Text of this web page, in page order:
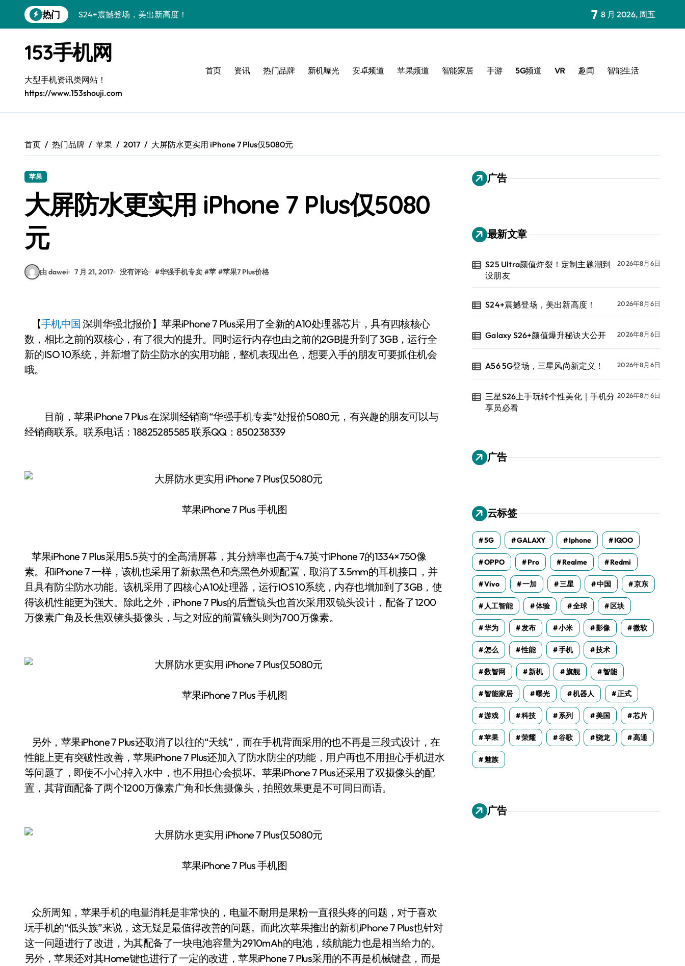
到
热门
S24+震撼登场，美出新高度！
A56 5G登场，三星风尚新定义！
三星S26上手玩转个性美化｜手机分享员必看
S25美化秘籍：个性潮玩，炫酷加倍！
C55 5G焕新秘籍：定制潮流无限畅玩
Galaxy Z Flip6：折叠时尚，一瞬惊艳
S25 Ultra颜值炸裂！定制主题潮到没朋友
7 8 月 2026, 周五
153手机网
大型手机资讯类网站！
https://www.153shouji.com
首页 资讯 热门品牌 新机曝光 安卓频道 苹果频道 智能家居 手游 5G频道 VR 趣闻 智能生活
首页 热门品牌 苹果 2017 大屏防水更实用 iPhone 7 Plus仅5080元
苹果
大屏防水更实用 iPhone 7 Plus仅5080
元
由 dawei 7 月 21, 2017 没有评论 #华强手机专卖 #苹 #苹果7 Plus价格
【手机中国 深圳华强北报价】苹果iPhone 7 Plus采用了全新的A10处理器芯片，具有四核核心
数，相比之前的双核心，有了很大的提升。同时运行内存也由之前的2GB提升到了3GB，运行全
新的ISO 10系统，并新增了防尘防水的实用功能，整机表现出色，想要入手的朋友可要抓住机会
哦。
目前，苹果iPhone 7 Plus 在深圳经销商“华强手机专卖”处报价5080元， 有兴趣的朋友可以与
经销商联系。联系电话：18825285585联系QQ：850238339
苹果iPhone 7 Plus 手机图
苹果iPhone 7 Plus采用5.5英寸的全高清屏幕，其分辨率也高于4.7英寸iPhone 7的1334×750像
素。和iPhone 7 一样，该机也采用了新款黑色和亮黑色外观配置，取消了3.5mm的耳机接口，并
且具有防尘防水功能。该机采用了四核心A10处理器，运行IOS 10系统，内存也增加到了3GB，使
得该机性能更为强大。除此之外，iPhone 7 Plus的后置镜头也首次采用双镜头设计，配备了1200
万像素广角及长焦双镜头摄像头，与之对应的前置镜头则为700万像素。
苹果iPhone 7 Plus 手机图
另外，苹果iPhone 7 Plus还取消了以往的“天线”，而在手机背面采用的也不再是三段式设计，在
性能上更有突破性改善，苹果iPhone 7 Plus还加入了防水防尘的功能，用户再也不用担心手机进水
等问题了，即使不小心掉入水中，也不用担心会损坏。苹果iPhone 7 Plus还采用了双摄像头的配
置，其背面配备了两个1200万像素广角和长焦摄像头，拍照效果更是不可同日而语。
苹果iPhone 7 Plus 手机图
众所周知，苹果手机的电量消耗是非常快的，电量不耐用是果粉一直很头疼的问题，对于喜欢
玩手机的“低头族”来说，这无疑是最值得改善的问题。而此次苹果推出的新机iPhone 7 Plus也针对
这一问题进行了改进，为其配备了一块电池容量为2910mAh的电池，续航能力也是相当给力的。
另外，苹果还对其Home键也进行了一定的改进，苹果iPhone 7 Plus采用的不再是机械键盘，而是
广告
最新文章
S25 Ultra颜值炸裂！定制主题潮到
没朋友
2026年8月6日
S24+震撼登场，美出新高度！ 2026年8月6日
Galaxy S26+颜值爆升秘诀大公开 2026年8月6日
A56 5G登场，三星风尚新定义！ 2026年8月6日
三星S26上手玩转个性美化｜手机分
享员必看
2026年8月6日
广告
云标签
5G GALAXY Iphone IQOO
OPPO Pro Realme Redmi
Vivo 一加 三星 中国 京东
人工智能 体验 全球 区块
华为 发布 小米 影像 微软
怎么 性能 手机 技术
数智网 新机 旗舰 智能
智能家居 曝光 机器人 正式
游戏 科技 系列 美国 芯片
苹果 荣耀 谷歌 骁龙 高通
魅族
广告